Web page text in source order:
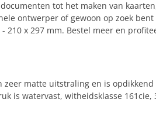
tot het maken van
ontwerper of gewoon op zoek
x 297 mm. Bestel meer en
matte uitstraling en is
is watervast, witheidsklasse